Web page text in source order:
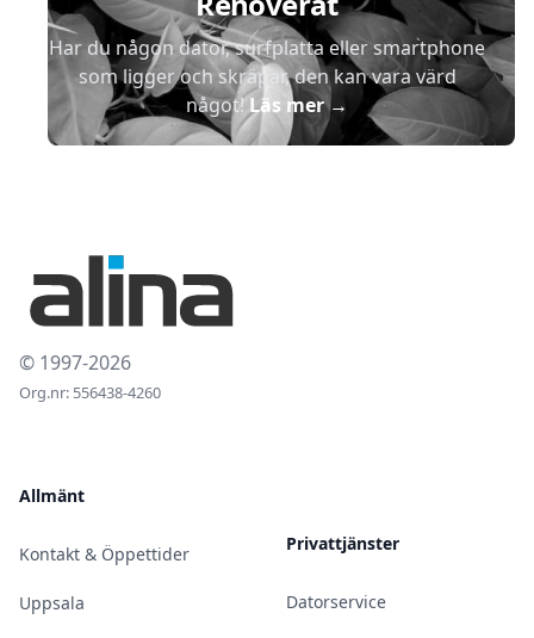
Har du någon dator, surfplatta eller smartphone
som ligger och skräpar, den kan vara värd
något!Läs mer→
© 1997-2026
Org.nr: 556438-4260
Allmänt
Kontakt & Öppettider
Uppsala
Privattjänster
Datorservice